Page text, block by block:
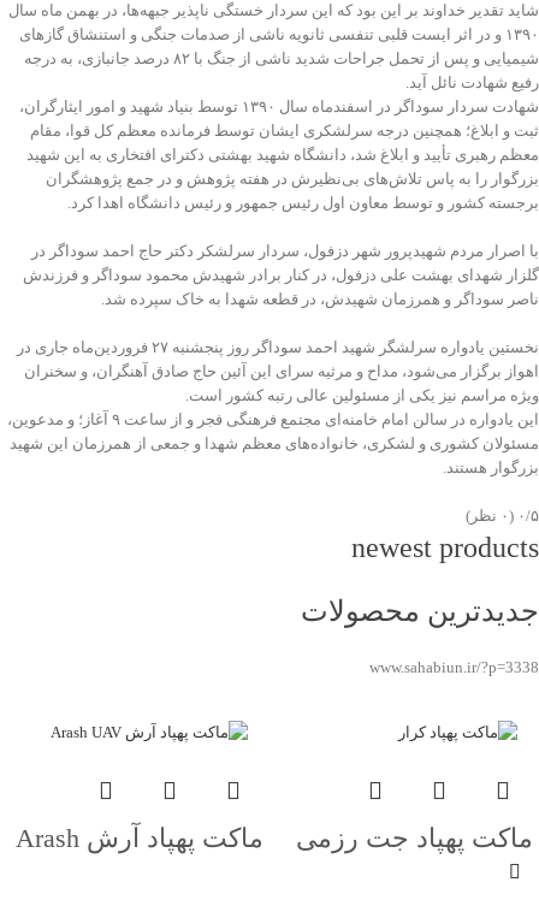
شاید تقدیر خداوند بر این بود که این سردار خستگی ناپذیر جبهه­‌ها، در بهمن­ ماه سال
۱۳۹۰ و در ­اثر ایست قلبی تنفسی ثانویه ناشی از صدمات جنگی و استنشاق گازهای
شیمیایی و پس از تحمل جراحات شدید ناشی از جنگ با ۸۲ درصد جانبازی، به درجه
رفیع شهادت نائل آید.
شهادت سردار سوداگر در اسفندماه سال ۱۳۹۰ توسط بنیاد شهید و امور ایثارگران،
ثبت و ابلاغ؛ همچنین درجه سرلشکری ایشان توسط فرمانده معظم کل قوا، مقام
معظم رهبری تأیید و ابلاغ شد، دانشگاه شهید بهشتی دکترای افتخاری به این شهید
بزرگوار را به پاس تلاش‌های بی‌نظیرش در هفته پژوهش و در جمع پژوهشگران
برجسته کشور و توسط معاون اول رئیس جمهور و رئیس دانشگاه اهدا کرد.
با اصرار مردم شهیدپرور شهر دزفول، سردار سرلشکر دکتر حاج احمد سوداگر در
گلزار شهدای بهشت علی دزفول، در کنار برادر شهیدش محمود سوداگر و فرزندش
ناصر سوداگر و همرزمان شهیدش، در قطعه شهدا به خاک سپرده شد.
نخستین یادواره سرلشگر شهید احمد سوداگر روز پنجشنبه ۲۷ فروردین‌ماه جاری در
اهواز برگزار می‌شود، مداح و مرثیه سرای این آئین حاج صادق آهنگران، و سخنران
ویژه مراسم نیز یکی از مسئولین عالی رتبه کشور است.
این یادواره در سالن امام خامنه‌ای مجتمع فرهنگی فجر و از ساعت ۹ آغاز؛ و مدعوین،
مسئولان کشوری و لشکری، خانواده‌های معظم شهدا و جمعی از همرزمان این شهید
بزرگوار هستند.
‫۰/۵ ‫(۰ نظر)
newest products
جدیدترین محصولات
www.sahabiun.ir/?p=3338
ماکت پهپاد جت رزمی
کرار Karrar Jet UAV
ماکت پهپاد آرش Arash